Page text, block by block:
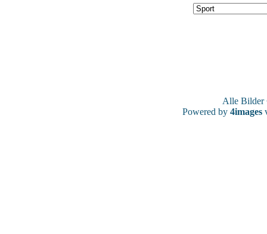
Alle
Powered by 4images